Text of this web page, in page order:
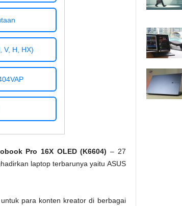
V, H, HX)
Pro 16X OLED (K6604) – 27
laptop terbarunya yaitu ASUS
para konten kreator di berbagai